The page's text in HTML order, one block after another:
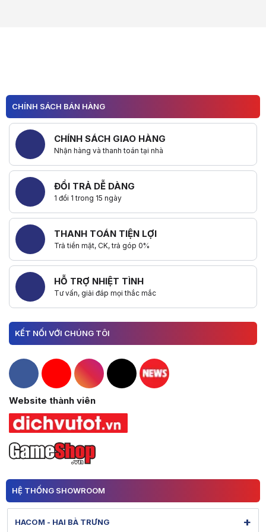
CHÍNH SÁCH BÁN HÀNG
CHÍNH SÁCH GIAO HÀNG
Nhận hàng và thanh toán tại nhà
ĐỔI TRẢ DỄ DÀNG
1 đổi 1 trong 15 ngày
THANH TOÁN TIỆN LỢI
Trả tiền mặt, CK, trả góp 0%
HỖ TRỢ NHIỆT TÌNH
Tư vấn, giải đáp mọi thắc mắc
KẾT NỐI VỚI CHÚNG TÔI
Hacom Facebook
Hacom YouTube
Hacom Instagram
Hacom TikTok
Website thành viên
HỆ THỐNG SHOWROOM
HACOM - HAI BÀ TRƯNG +